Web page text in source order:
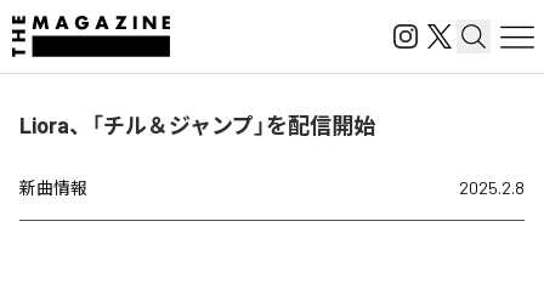
Liora、「チル＆ジャンプ」を配信開始
新曲情報 2025.2.8